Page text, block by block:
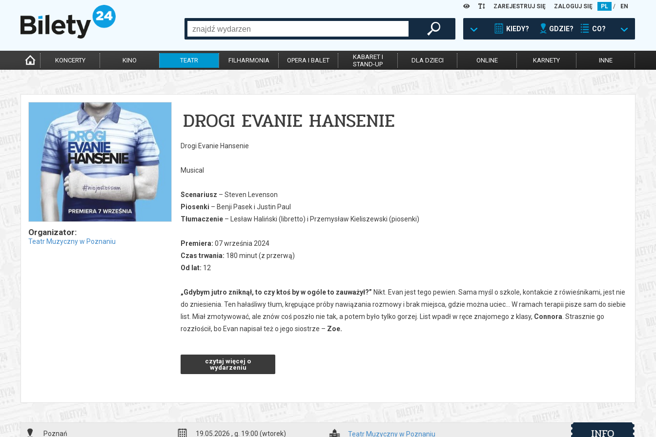
ZAREJESTRUJ SIĘ ZALOGUJ SIĘ PL / EN
KIEDY? GDZIE? CO?
KONCERTY KINO TEATR FILHARMONIA OPERA I BALET
KABARET I
STAND-UP
DLA DZIECI ONLINE KARNETY INNE
Organizator:
Teatr Muzyczny w Poznaniu
DROGI EVANIE HANSENIE
Drogi Evanie Hansenie
Musical
Scenariusz – Steven Levenson
Piosenki – Benji Pasek i Justin Paul
Tłumaczenie – Lesław Haliński (libretto) i Przemysław Kieliszewski (piosenki)
Premiera: 07 września 2024
Czas trwania: 180 minut (z przerwą)
Od lat: 12
„Gdybym jutro zniknął, to czy ktoś by w ogóle to zauważył?” Nikt. Evan jest tego pewien. Sama myśl o szkole, kontakcie z rówieśnikami, jest nie
do zniesienia. Ten hałaśliwy tłum, krępujące próby nawiązania rozmowy i brak miejsca, gdzie można uciec… W ramach terapii pisze sam do siebie
list. Miał zmotywować, ale znów coś poszło nie tak, a potem było tylko gorzej. List wpadł w ręce znajomego z klasy, Connora . Strasznie go
rozzłościł, bo Evan napisał też o jego siostrze – Zoe.
Kilka dni później Connor popełnia samobójstwo, a rodzice znajdują przy nim list Evana i uznają, że chłopcy musieli się przyjaźnić. Próba
sprostowania pomyłki przerasta Evana, zwłaszcza że wreszcie to, co mówi, jest dla kogoś ważne. Brnie w opowieść o przyjaźni, której nigdy nie
„Drogi Evanie Hansenie” to historia o tych, którzy czują się niewidzialni. Spektakl porusza tematy, o których chcemy rozmawiać, ale często nie
wiemy jak. Dotyka ważnych dziś problemów zdrowia psychicznego nastolatków, depresji, lęków społecznych i uzależnień w świecie mediów
#niejesteśsam.
czytaj więcej o
wydarzeniu
Poznań 19.05.2026 , g. 19:00 (wtorek) Teatr Muzyczny w Poznaniu INFO